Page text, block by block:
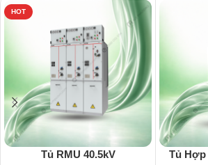
HOT
Tủ RMU 40.5kV Tủ Hợp